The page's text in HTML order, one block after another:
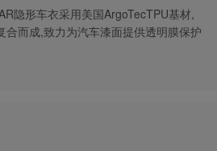
隐形车衣采用美国ArgoTecTPU基材,
合而成,致力为汽车漆面提供透明膜保护